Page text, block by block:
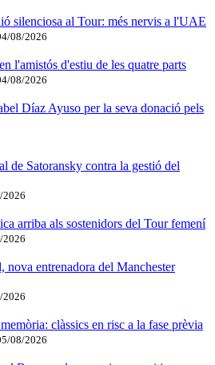
silenciosa al Tour: més nervis a l'UAE
08/2026
l'amistós d'estiu de les quatre parts
08/2026
Díaz Ayuso per la seva donació pels
de Satoransky contra la gestió del
2026
arriba als sostenidors del Tour femení
2026
nova entrenadora del Manchester
2026
clàssics en risc a la fase prèvia
08/2026